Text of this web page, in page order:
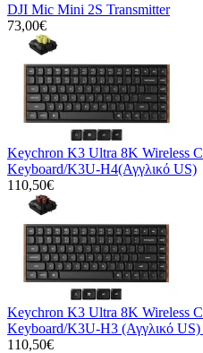
DJI Mic Mini 2S Transmitter
73,00€
Keychron K3 Ultra 8K Wireless
Keyboard/K3U-H4(Αγγλικό US)
110,50€
Keychron K3 Ultra 8K Wireless
Keyboard/K3U-H3 (Αγγλικό
110,50€